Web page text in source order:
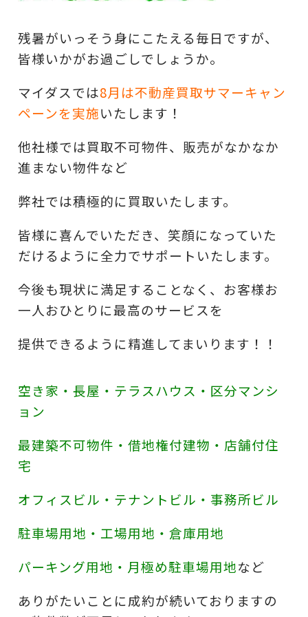
残暑がいっそう身にこたえる毎日ですが、
皆様いかがお過ごしでしょうか。
マイダスでは8月は不動産買取サマーキャン
ペーンを実施いたします！
他社様では買取不可物件、販売がなかなか
進まない物件など
弊社では積極的に買取いたします。
皆様に喜んでいただき、笑顔になっていた
だけるように全力でサポートいたします。
今後も現状に満足することなく、お客様お
一人おひとりに最高のサービスを
提供できるように精進してまいります！！
空き家・長屋・テラスハウス・区分マンシ
ョン
最建築不可物件・借地権付建物・店舗付住
宅
オフィスビル・テナントビル・事務所ビル
駐車場用地・工場用地・倉庫用地
パーキング用地・月極め駐車場用地など
ありがたいことに成約が続いておりますの